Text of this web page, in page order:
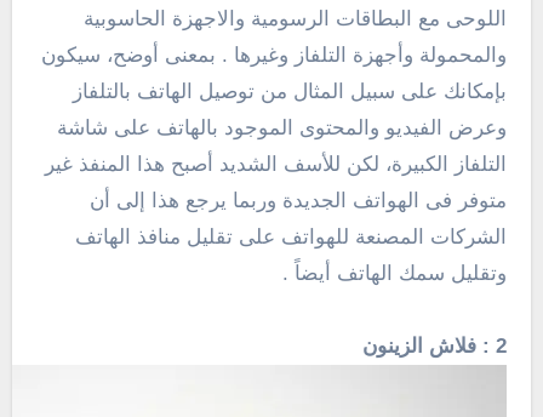
اللوحى مع البطاقات الرسومية والاجهزة الحاسوبية
والمحمولة وأجهزة التلفاز وغيرها . بمعنى أوضح، سيكون
بإمكانك على سبيل المثال من توصيل الهاتف بالتلفاز
وعرض الفيديو والمحتوى الموجود بالهاتف على شاشة
التلفاز الكبيرة، لكن للأسف الشديد أصبح هذا المنفذ غير
متوفر فى الهواتف الجديدة وربما يرجع هذا إلى أن
الشركات المصنعة للهواتف على تقليل منافذ الهاتف
وتقليل سمك الهاتف أيضاً .
2 : فلاش الزينون